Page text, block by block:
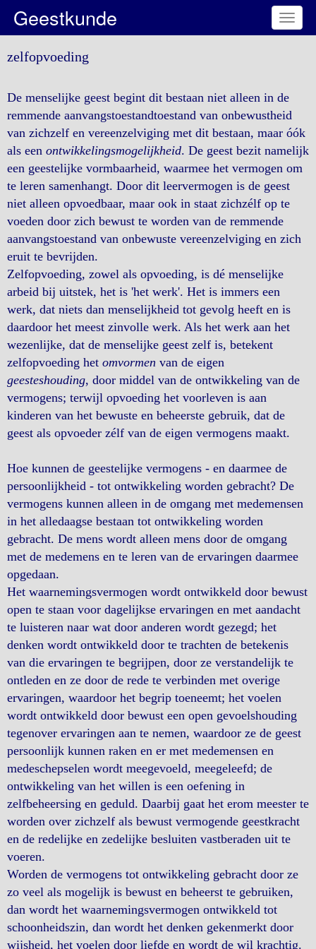
Toggle
Geestkunde
zelfopvoeding
De menselijke geest begint dit bestaan niet alleen in de
remmende aanvangstoestandtoestand van onbewustheid
van zichzelf en vereenzelviging met dit bestaan, maar óók
als een ontwikkelingsmogelijkheid. De geest bezit namelijk
een geestelijke vormbaarheid, waarmee het vermogen om
te leren samenhangt. Door dit leervermogen is de geest
niet alleen opvoedbaar, maar ook in staat zichzélf op te
voeden door zich bewust te worden van de remmende
aanvangstoestand van onbewuste vereenzelviging en zich
eruit te bevrijden.
Zelfopvoeding, zowel als opvoeding, is dé menselijke
arbeid bij uitstek, het is 'het werk'. Het is immers een
werk, dat niets dan menselijkheid tot gevolg heeft en is
daardoor het meest zinvolle werk. Als het werk aan het
wezenlijke, dat de menselijke geest zelf is, betekent
zelfopvoeding het omvormen van de eigen
geesteshouding, door middel van de ontwikkeling van de
vermogens; terwijl opvoeding het voorleven is aan
kinderen van het bewuste en beheerste gebruik, dat de
geest als opvoeder zélf van de eigen vermogens maakt.
Hoe kunnen de geestelijke vermogens - en daarmee de
persoonlijkheid - tot ontwikkeling worden gebracht? De
vermogens kunnen alleen in de omgang met medemensen
in het alledaagse bestaan tot ontwikkeling worden
gebracht. De mens wordt alleen mens door de omgang
met de medemens en te leren van de ervaringen daarmee
opgedaan.
Het waarnemingsvermogen wordt ontwikkeld door bewust
open te staan voor dagelijkse ervaringen en met aandacht
te luisteren naar wat door anderen wordt gezegd; het
denken wordt ontwikkeld door te trachten de betekenis
van die ervaringen te begrijpen, door ze verstandelijk te
ontleden en ze door de rede te verbinden met overige
ervaringen, waardoor het begrip toeneemt; het voelen
wordt ontwikkeld door bewust een open gevoelshouding
tegenover ervaringen aan te nemen, waardoor ze de geest
persoonlijk kunnen raken en er met medemensen en
medeschepselen wordt meegevoeld, meegeleefd; de
ontwikkeling van het willen is een oefening in
zelfbeheersing en geduld. Daarbij gaat het erom meester te
worden over zichzelf als bewust vermogende geestkracht
en de redelijke en zedelijke besluiten vastberaden uit te
voeren.
Worden de vermogens tot ontwikkeling gebracht door ze
zo veel als mogelijk is bewust en beheerst te gebruiken,
dan wordt het waarnemingsvermogen ontwikkeld tot
schoonheidszin, dan wordt het denken gekenmerkt door
wijsheid, het voelen door liefde en wordt de wil krachtig.